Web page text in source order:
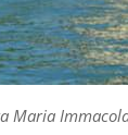
Maria